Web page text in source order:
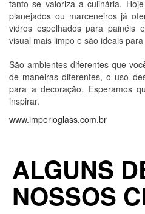
tanto se valoriza a culinária.
planejados ou marceneiros já
vidros espelhados para painéis
visual mais limpo e são ideais
São ambientes diferentes que
de maneiras diferentes, o uso
para a decoração. Esperamos
inspirar.
www.imperioglass.com.br
ALGUNS
NOSSOS